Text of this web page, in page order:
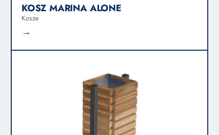
KOSZ MARINA ALONE
Kosze
→